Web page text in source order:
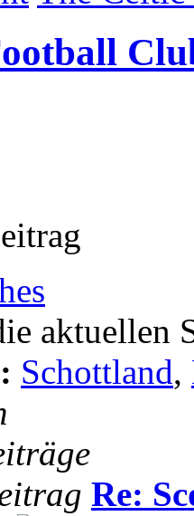
aktuellen
Schottland,
Re: